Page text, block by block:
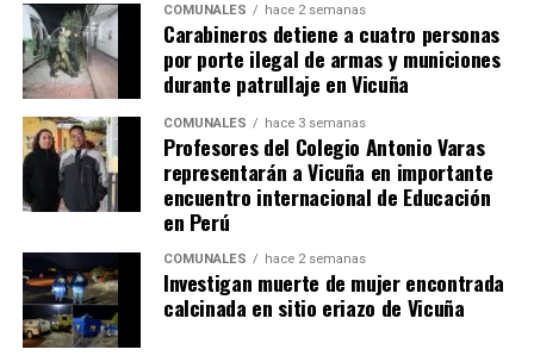
COMUNALES hace 2 semanas
Carabineros detiene a cuatro personas
por porte ilegal de armas y municiones
durante patrullaje en Vicuña
COMUNALES hace 3 semanas
Profesores del Colegio Antonio Varas
representarán a Vicuña en importante
encuentro internacional de Educación
en Perú
COMUNALES hace 2 semanas
Investigan muerte de mujer encontrada
calcinada en sitio eriazo de Vicuña